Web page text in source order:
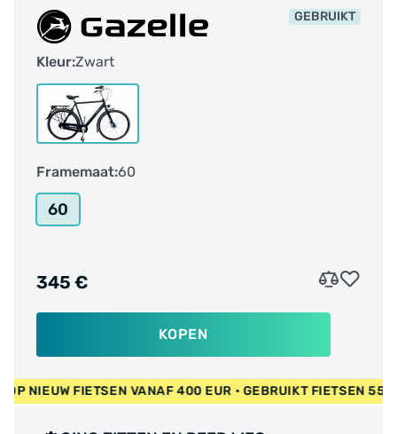
GEBRUIKT
Kleur:Zwart
Framemaat:60
60
345 €
KOPEN
FIETSEN VANAF 400 EUR • GEBRUIKT FIETSEN 55 EUR